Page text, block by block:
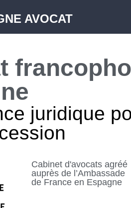
AVOCAT
juridique
Cabinet d'avocats agréé
auprès de l’Ambassade
de France en Espagne